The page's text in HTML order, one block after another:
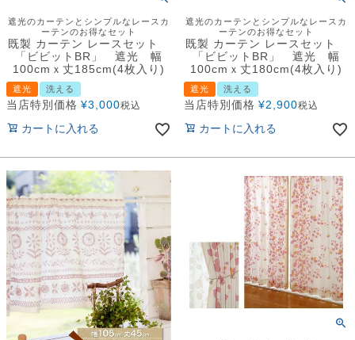
遮光のカーテンとシンプルなレースカ
ーテンのお得なセット
既製 カーテン レースセット
「ビビットBR」 遮光 幅
100cmｘ丈185cm(4枚入り)
遮光 洗える
当店特別価格 ¥3,000税込
カートに入れる
遮光のカーテンとシンプルなレースカ
ーテンのお得なセット
既製 カーテン レースセット
「ビビットBR」 遮光 幅
100cmｘ丈180cm(4枚入り)
遮光 洗える
当店特別価格 ¥2,900税込
カートに入れる